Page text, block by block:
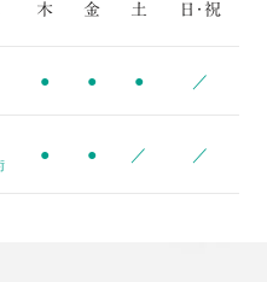
木 金 土 日・祝
● ● ● ／
● ● ／ ／